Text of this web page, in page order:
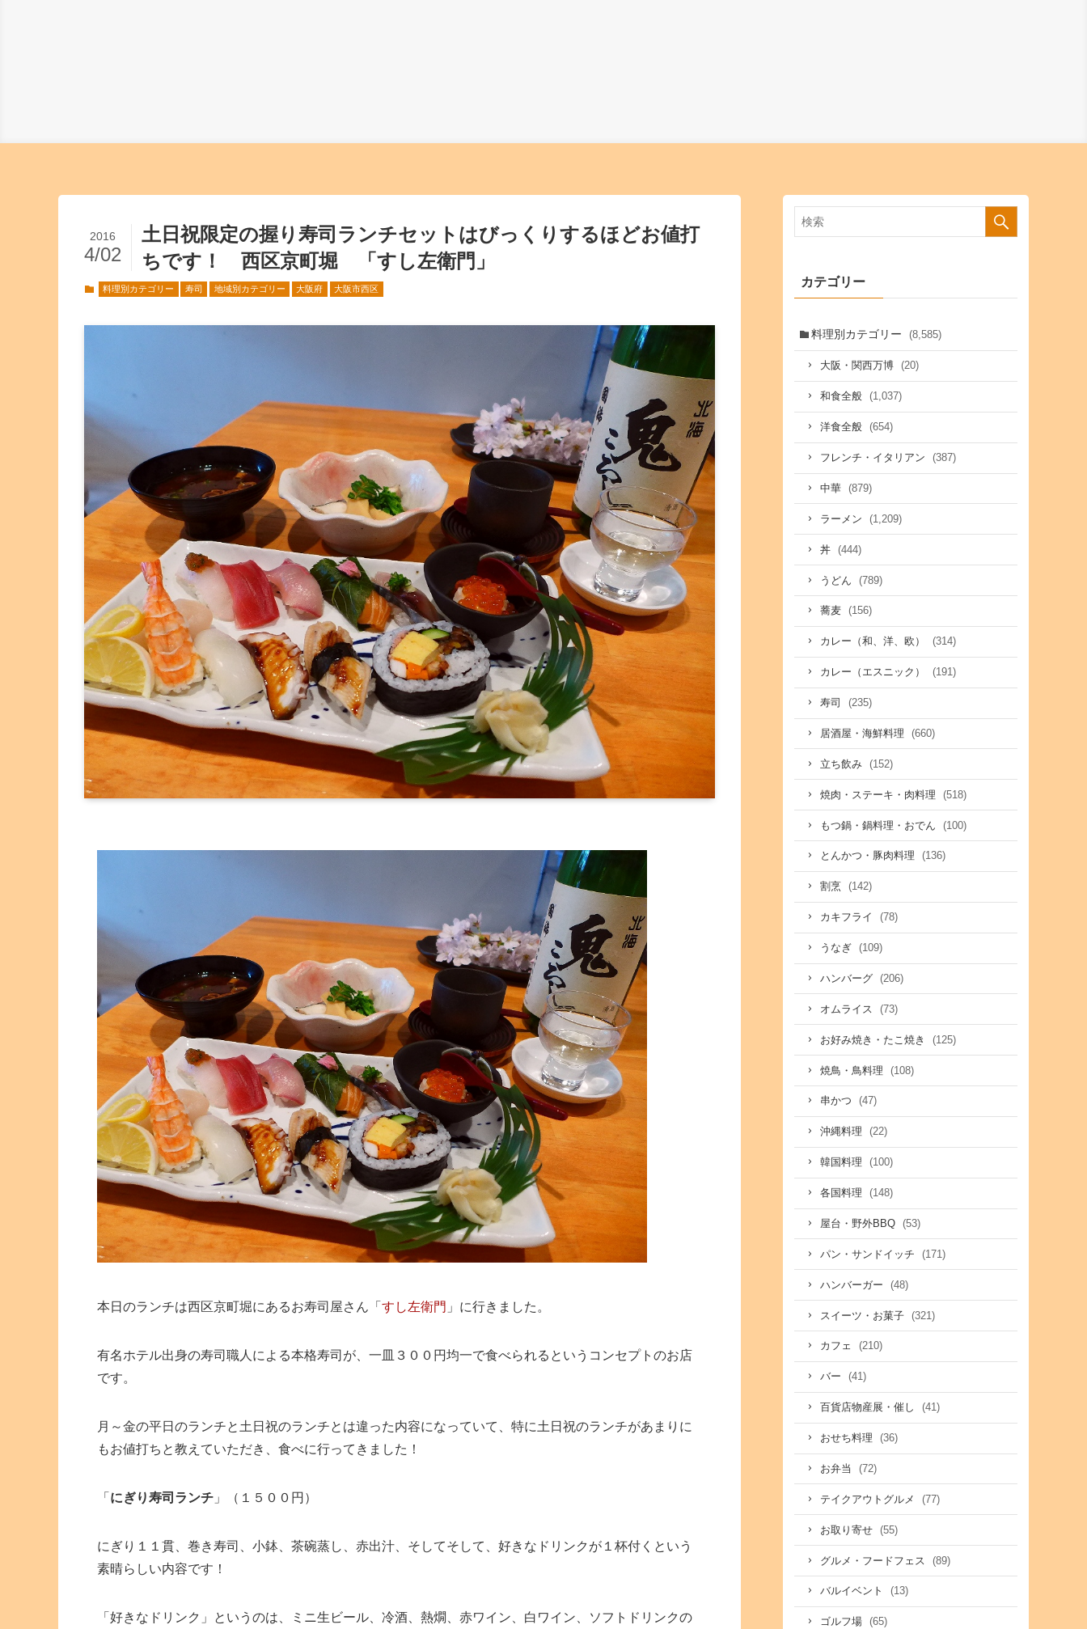
土日祝限定の握り寿司ランチセットはびっくりするほどお値打
ちです！ 西区京町堀 「すし左衛門」
2016
4/02
料理別カテゴリー 寿司 地域別カテゴリー 大阪府 大阪市西区
本日のランチは西区京町堀にあるお寿司屋さん「 すし左衛門 」に行きました。
有名ホテル出身の寿司職人による本格寿司が、一皿３００円均一で食べられるというコンセプトのお店
です。
月～金の平日のランチと土日祝のランチとは違った内容になっていて、特に土日祝のランチがあまりに
もお値打ちと教えていただき、食べに行ってきました！
「 にぎり寿司ランチ 」（１５００円）
にぎり１１貫、巻き寿司、小鉢、茶碗蒸し、赤出汁、そしてそして、好きなドリンクが１杯付くという
素晴らしい内容です！
「好きなドリンク」というのは、ミニ生ビール、冷酒、熱燗、赤ワイン、白ワイン、ソフトドリンクの
カテゴリー
料理別カテゴリー (8,585)
大阪・関西万博 (20)
和食全般 (1,037)
洋食全般 (654)
フレンチ・イタリアン (387)
中華 (879)
ラーメン (1,209)
丼 (444)
うどん (789)
蕎麦 (156)
カレー（和、洋、欧） (314)
カレー（エスニック） (191)
寿司 (235)
居酒屋・海鮮料理 (660)
立ち飲み (152)
焼肉・ステーキ・肉料理 (518)
もつ鍋・鍋料理・おでん (100)
とんかつ・豚肉料理 (136)
割烹 (142)
カキフライ (78)
うなぎ (109)
ハンバーグ (206)
オムライス (73)
お好み焼き・たこ焼き (125)
焼鳥・鳥料理 (108)
串かつ (47)
沖縄料理 (22)
韓国料理 (100)
各国料理 (148)
屋台・野外BBQ (53)
パン・サンドイッチ (171)
ハンバーガー (48)
スイーツ・お菓子 (321)
カフェ (210)
バー (41)
百貨店物産展・催し (41)
おせち料理 (36)
お弁当 (72)
テイクアウトグルメ (77)
お取り寄せ (55)
グルメ・フードフェス (89)
バルイベント (13)
ゴルフ場 (65)